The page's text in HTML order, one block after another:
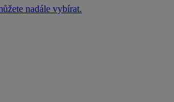
nadále vybírat.